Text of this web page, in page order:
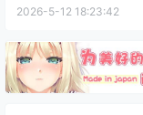
2026-5-12 18:23:42